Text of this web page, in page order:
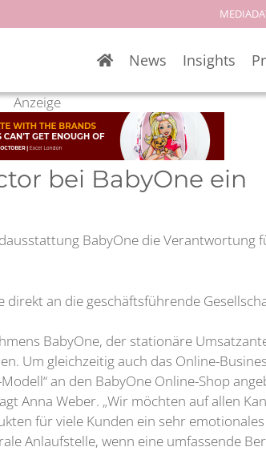
News Insights
Anzeige
bei BabyOne ein
BabyOne die Verantwortung
an die geschäftsführende
BabyOne, der stationäre
Um gleichzeitig auch das Online-
an den BabyOne Online-Shop
Anna Weber. „Wir möchten auf allen
für viele Kunden ein sehr
Anlaufstelle, wenn eine umfassende